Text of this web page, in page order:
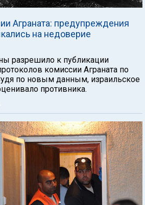
Аграната: предупреждения
на недоверие
разрешило к публикации
комиссии Аграната по
по новым данным, израильское
противника.